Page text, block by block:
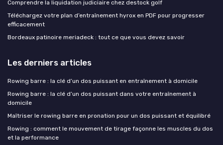
Comprendre la liquidation judiciaire chez destock golf
Téléchargez votre plan d’entraînement hyrox en PDF pour progresser
efficacement
Bordeaux patinoire meriadeck : tout ce que vous devez savoir
Les derniers articles
Rowing barre : la clé d’un dos puissant en entraînement à domicile
Rowing barre : la clé d’un dos puissant dans votre entraînement à
domicile
Maîtriser le rowing barre en pronation pour un dos puissant et équilibré
Rowing : comment le mouvement de tirage façonne les muscles du dos
et la performance